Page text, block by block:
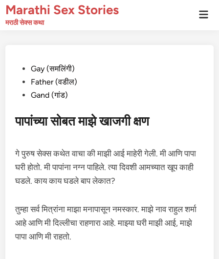
Skip
toMarathi Sex Stories
मराठी सेक्स कथा
PostedGay (समलिंगी)
Father (वडील)
Gand (गांड)
पापांच्या सोबत माझे खाजगी क्षण
गे पुरुष सेक्स कथेत वाचा की माझी आई माहेरी गेली. मी आणि पापा
घरी होतो. मी पापांना नग्न पाहिले. त्या दिवशी आमच्यात खूप काही
घडले. काय काय घडले बाप लेकात?
तुम्हा सर्व मित्रांना माझा मनापासून नमस्कार. माझे नाव राहुल शर्मा
आहे आणि मी दिल्लीचा राहणारा आहे. माझ्या घरी माझी आई, माझे
पापा आणि मी राहतो.